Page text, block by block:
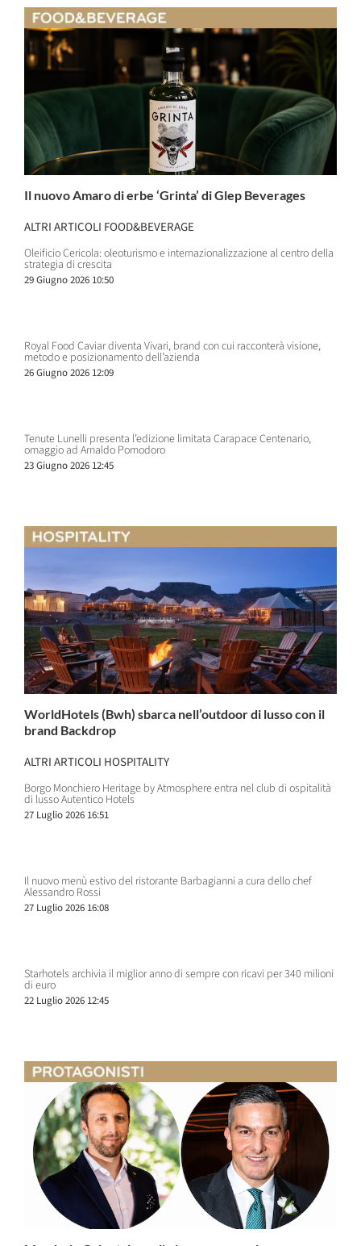
Il nuovo Amaro di erbe ‘Grinta’ di Glep Beverages
ALTRI ARTICOLI FOOD&BEVERAGE
Oleificio Cericola: oleoturismo e internazionalizzazione al centro della
strategia di crescita
29 Giugno 2026 10:50
Royal Food Caviar diventa Vivari, brand con cui racconterà visione,
metodo e posizionamento dell’azienda
26 Giugno 2026 12:09
Tenute Lunelli presenta l’edizione limitata Carapace Centenario,
omaggio ad Arnaldo Pomodoro
23 Giugno 2026 12:45
WorldHotels (Bwh) sbarca nell’outdoor di lusso con il
brand Backdrop
ALTRI ARTICOLI HOSPITALITY
Borgo Monchiero Heritage by Atmosphere entra nel club di ospitalità
di lusso Autentico Hotels
27 Luglio 2026 16:51
Il nuovo menù estivo del ristorante Barbagianni a cura dello chef
Alessandro Rossi
27 Luglio 2026 16:08
Starhotels archivia il miglior anno di sempre con ricavi per 340 milioni
di euro
22 Luglio 2026 12:45